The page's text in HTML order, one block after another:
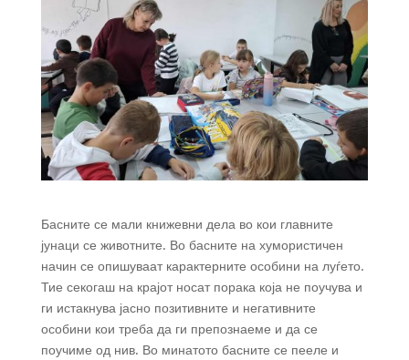
Басните се мали книжевни дела во кои главните
јунаци се животните. Во басните на хумористичен
начин се опишуваат карактерните особини на луѓето.
Тие секогаш на крајот носат порака која не поучува и
ги истакнува јасно позитивните и негативните
особини кои треба да ги препознаеме и да се
поучиме од нив. Во минатото басните се пееле и